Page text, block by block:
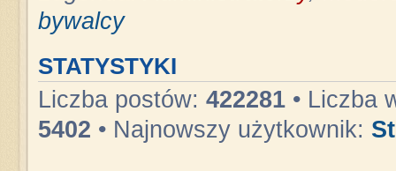
bywalcy
STATYSTYKI
Liczba postów: 422281• Liczba
5402 • Najnowszy użytkownik: